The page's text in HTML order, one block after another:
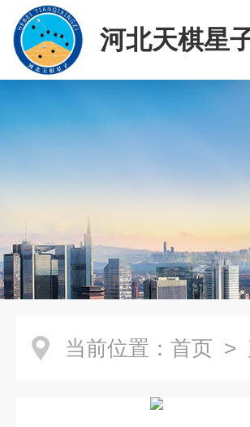
河北天棋星
司
当前位置： 首页 >